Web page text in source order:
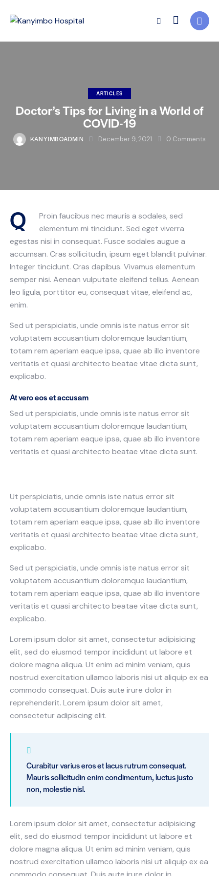
ARTICLES
Doctor’s Tips for Living in a World of
COVID-19
KANYIMBOADMIN December 9, 2021 0 Comments
Q
Proin faucibus nec mauris a sodales, sed
elementum mi tincidunt. Sed eget viverra
egestas nisi in consequat. Fusce sodales augue a
accumsan. Cras sollicitudin, ipsum eget blandit pulvinar.
Integer tincidunt. Cras dapibus. Vivamus elementum
semper nisi. Aenean vulputate eleifend tellus. Aenean
leo ligula, porttitor eu, consequat vitae, eleifend ac,
enim.
Sed ut perspiciatis, unde omnis iste natus error sit
voluptatem accusantium doloremque laudantium,
totam rem aperiam eaque ipsa, quae ab illo inventore
veritatis et quasi architecto beatae vitae dicta sunt,
explicabo.
At vero eos et accusam
Sed ut perspiciatis, unde omnis iste natus error sit
voluptatem accusantium doloremque laudantium,
totam rem aperiam eaque ipsa, quae ab illo inventore
veritatis et quasi architecto beatae vitae dicta sunt.
Ut perspiciatis, unde omnis iste natus error sit
voluptatem accusantium doloremque laudantium,
totam rem aperiam eaque ipsa, quae ab illo inventore
veritatis et quasi architecto beatae vitae dicta sunt,
explicabo.
Sed ut perspiciatis, unde omnis iste natus error sit
voluptatem accusantium doloremque laudantium,
totam rem aperiam eaque ipsa, quae ab illo inventore
veritatis et quasi architecto beatae vitae dicta sunt,
explicabo.
Lorem ipsum dolor sit amet, consectetur adipisicing
elit, sed do eiusmod tempor incididunt ut labore et
dolore magna aliqua. Ut enim ad minim veniam, quis
nostrud exercitation ullamco laboris nisi ut aliquip ex ea
commodo consequat. Duis aute irure dolor in
reprehenderit. Lorem ipsum dolor sit amet,
consectetur adipiscing elit.
Curabitur varius eros et lacus rutrum consequat.
Mauris sollicitudin enim condimentum, luctus justo
non, molestie nisl.
Lorem ipsum dolor sit amet, consectetur adipisicing
elit, sed do eiusmod tempor incididunt ut labore et
dolore magna aliqua. Ut enim ad minim veniam, quis
nostrud exercitation ullamco laboris nisi ut aliquip ex ea